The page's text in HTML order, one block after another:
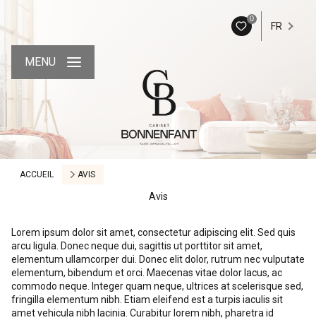
0
FR
MENU
ACCUEIL AVIS
Avis
Lorem ipsum dolor sit amet, consectetur adipiscing elit. Sed quis
arcu ligula. Donec neque dui, sagittis ut porttitor sit amet,
elementum ullamcorper dui. Donec elit dolor, rutrum nec vulputate
elementum, bibendum et orci. Maecenas vitae dolor lacus, ac
commodo neque. Integer quam neque, ultrices at scelerisque sed,
fringilla elementum nibh. Etiam eleifend est a turpis iaculis sit
amet vehicula nibh lacinia. Curabitur lorem nibh, pharetra id